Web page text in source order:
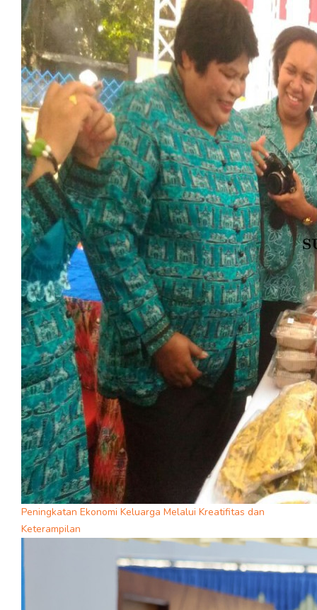
Peningkatan Ekonomi Keluarga Melalui Kreatifitas dan
Keterampilan